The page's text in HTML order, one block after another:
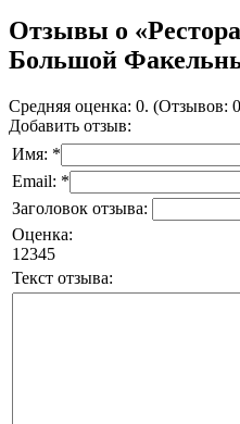
Отзывы о
Большой
Средняя оценка: 0. (Отзывов:
Добавить отзыв:
Имя: *
Email: *
Заголовок отзыва:
Оценка:
1 2345
Текст отзыва: